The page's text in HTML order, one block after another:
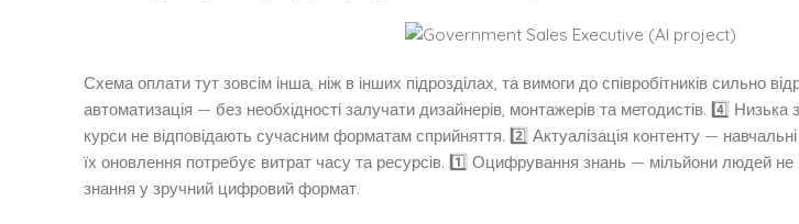
Схема оплати тут зовсім інша, ніж в інших підрозділах, та вимоги до співробітників сильно
автоматизація — без необхідності залучати дизайнерів, монтажерів та методистів. 4️⃣ Низька
курси не відповідають сучасним форматам сприйняття. 2️⃣ Актуалізація контенту —
їх оновлення потребує витрат часу та ресурсів. 1️⃣ Оцифрування знань — мільйони людей
знання у зручний цифровий формат.